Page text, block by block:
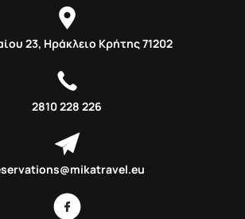
23, Ηράκλειο Κρήτης 71202
2810 228 226